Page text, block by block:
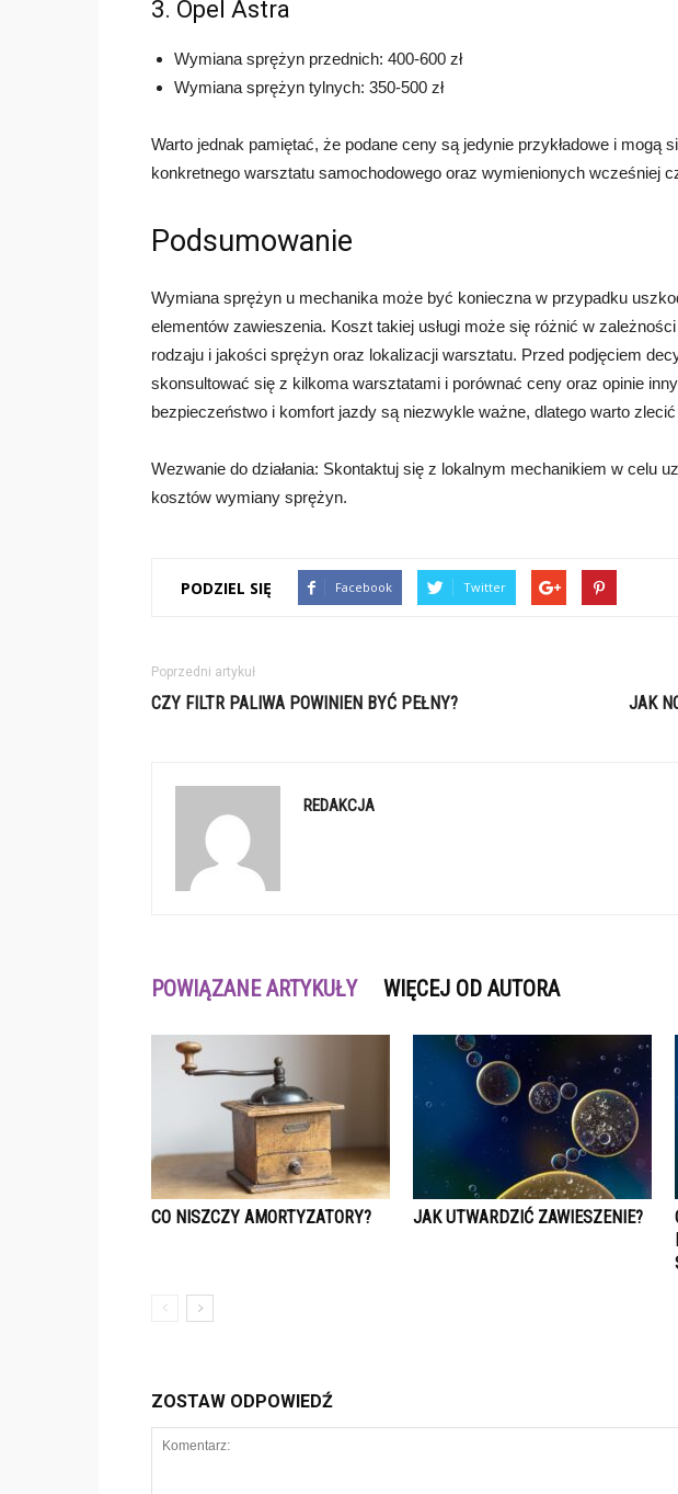
3. Opel Astra
Wymiana sprężyn przednich: 400-600 zł
Wymiana sprężyn tylnych: 350-500 zł
Warto jednak pamiętać, że podane ceny są jedynie przykładowe i mogą
konkretnego warsztatu samochodowego oraz wymienionych wcześniej
Podsumowanie
Wymiana sprężyn u mechanika może być konieczna w przypadku
elementów zawieszenia. Koszt takiej usługi może się różnić w
rodzaju i jakości sprężyn oraz lokalizacji warsztatu. Przed podjęciem
skonsultować się z kilkoma warsztatami i porównać ceny oraz opinie
bezpieczeństwo i komfort jazdy są niezwykle ważne, dlatego warto zlecić
Wezwanie do działania: Skontaktuj się z lokalnym mechanikiem w celu
kosztów wymiany sprężyn.
PODZIEL SIĘ Facebook Twitter
Poprzedni artykuł
CZY FILTR PALIWA POWINIEN BYĆ PEŁNY? JAK
REDAKCJA
POWIĄZANE ARTYKUŁY WIĘCEJ OD AUTORA
CO NISZCZY AMORTYZATORY? JAK UTWARDZIĆ ZAWIESZENIE?
ZOSTAW ODPOWIEDŹ